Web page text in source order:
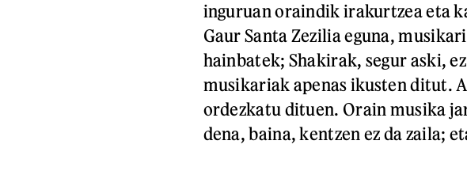
inguruan oraindik irakurtzea eta
Gaur Santa Zezilia eguna,
hainbatek; Shakirak, segur aski,
musikariak apenas ikusten ditut.
ordezkatu dituen. Orain musika
dena, baina, kentzen ez da zaila;